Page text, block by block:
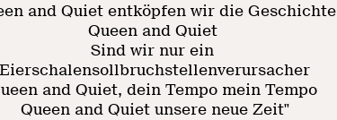
and Quiet entköpfen wir die Geschichte
Queen and Quiet
Sind wir nur ein
Eierschalensollbruchstellenverursacher
and Quiet, dein Tempo mein Tempo
Queen and Quiet unsere neue Zeit"